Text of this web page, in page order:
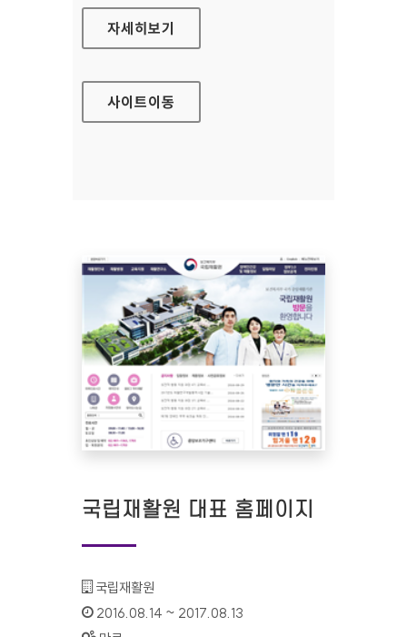
교보문고 전자도서관 홈페이지
자세히보기
사이트이동
국립재활원 대표 홈페이지
기관명 :
국립재활원
인증기간 :
2016.08.14 ~ 2017.08.13